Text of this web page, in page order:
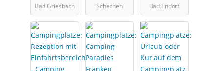
Bad Griesbach
Schechen Bad Endorf